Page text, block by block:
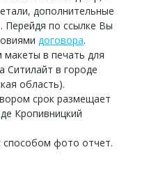
дополнительные
Перейдя по ссылке Вы
договора.
в печать для
Ситилайт в городе
область).
срок размещает
Кропивницкий
фото отчет.